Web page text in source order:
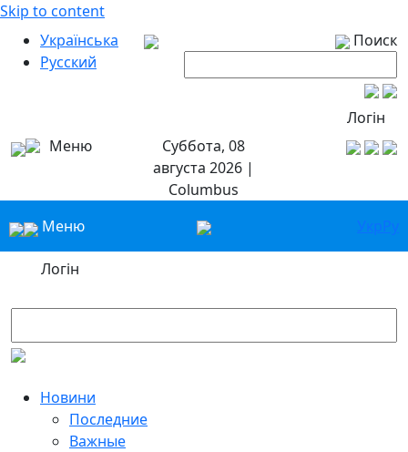
Skip to content
Українська
Русский
Поиск
Логін
Меню
Суббота, 08
августа 2026 |
Columbus
Меню
УкрРу
Логін
Новини
Последние
Важные